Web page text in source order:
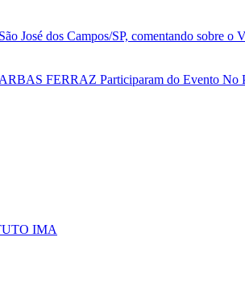
dos Campos/SP, comentando sobre o
FERRAZ Participaram do Evento No
IMA